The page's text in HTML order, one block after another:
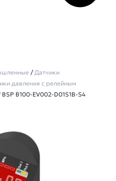
/Датчики
давления с релейным
B100-EV002-D01S1B-S4